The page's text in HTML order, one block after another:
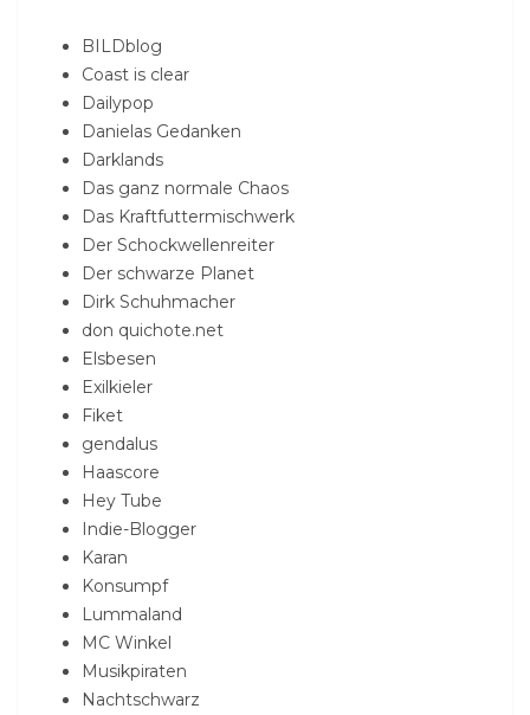
BILDblog
Coast is clear
Dailypop
Danielas Gedanken
Darklands
Das ganz normale Chaos
Das Kraftfuttermischwerk
Der Schockwellenreiter
Der schwarze Planet
Dirk Schuhmacher
don quichote.net
Elsbesen
Exilkieler
Fiket
gendalus
Haascore
Hey Tube
Indie-Blogger
Karan
Konsumpf
Lummaland
MC Winkel
Musikpiraten
Nachtschwarz